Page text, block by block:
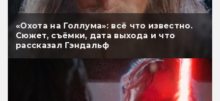
«Охота на Голлума»: всё что известно.
Сюжет, съёмки, дата выхода и что
рассказал Гэндальф